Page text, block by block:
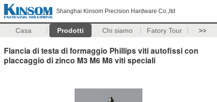
Shanghai Kinsom Precision Hardware Co.,ltd
Casa Prodotti Chi siamo Fatory Tour >>
Flancia di testa di formaggio Phillips viti autofissi con
placcaggio di zinco M3 M6 M8 viti speciali